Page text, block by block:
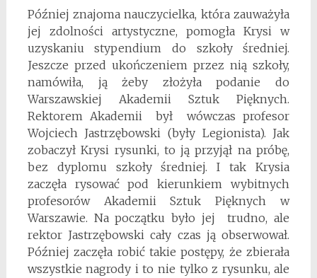
Później znajoma nauczycielka, która zauważyła
jej zdolności artystyczne, pomogła Krysi w
uzyskaniu stypendium do szkoły średniej.
Jeszcze przed ukończeniem przez nią szkoły,
namówiła, ją żeby złożyła podanie do
Warszawskiej Akademii Sztuk Pięknych.
Rektorem Akademii był wówczas profesor
Wojciech Jastrzębowski (były Legionista). Jak
zobaczył Krysi rysunki, to ją przyjął na próbę,
bez dyplomu szkoły średniej. I tak Krysia
zaczęła rysować pod kierunkiem wybitnych
profesorów Akademii Sztuk Pięknych w
Warszawie. Na początku było jej trudno, ale
rektor Jastrzębowski cały czas ją obserwował.
Później zaczęła robić takie postępy, że zbierała
wszystkie nagrody i to nie tylko z rysunku, ale